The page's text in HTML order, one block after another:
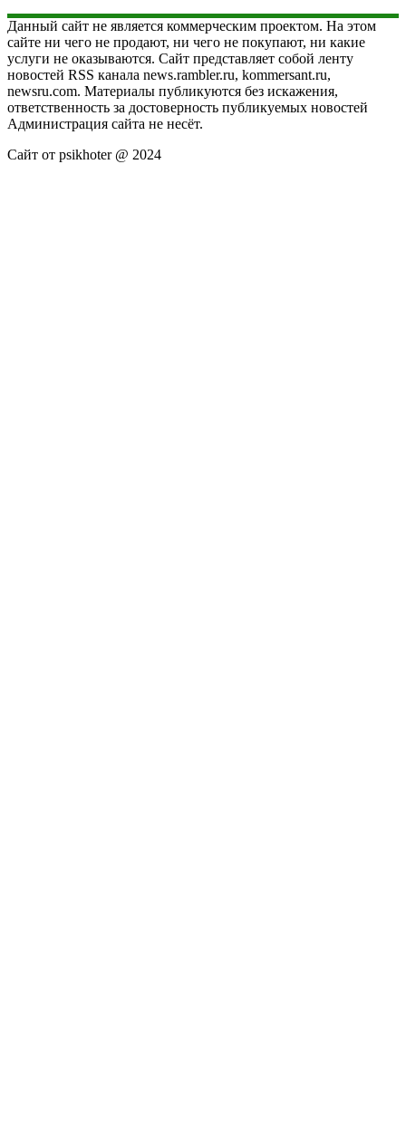
Данный сайт не является коммерческим проектом. На этом
сайте ни чего не продают, ни чего не покупают, ни какие
услуги не оказываются. Сайт представляет собой ленту
новостей RSS канала news.rambler.ru, kommersant.ru,
newsru.com. Материалы публикуются без искажения,
ответственность за достоверность публикуемых новостей
Администрация сайта не несёт.
Сайт от psikhoter @ 2024